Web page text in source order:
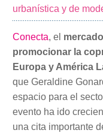
urbanística y de
Conecta, el
promocionar la
Europa y América
que Geraldine
espacio para el
evento ha ido
una cita importante